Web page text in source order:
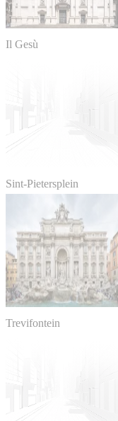
Il Gesù
Sint-Pietersplein
Trevifontein